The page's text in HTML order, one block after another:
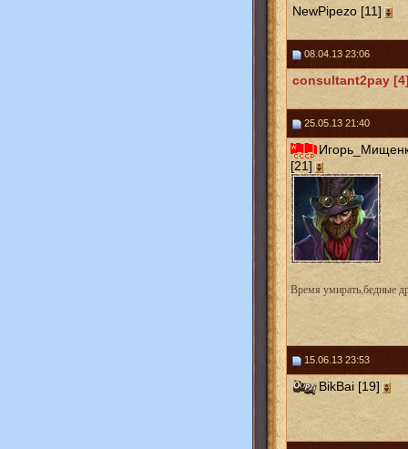
NewPipezo [11]
08.04.13 23:06
consultant2pay
25.05.13 21:40
[21]
Время умирать,бедные
15.06.13 23:53
BikBai [19]